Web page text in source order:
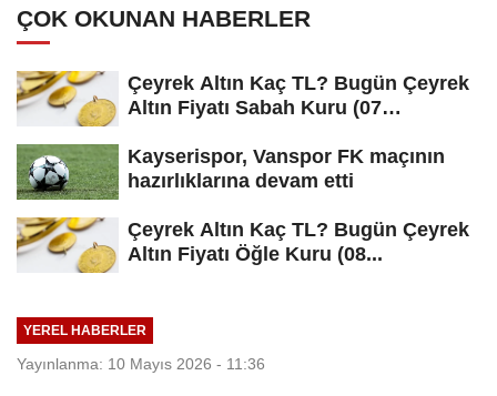
ÇOK OKUNAN HABERLER
Çeyrek Altın Kaç TL? Bugün Çeyrek
Altın Fiyatı Sabah Kuru (07
Kayserispor, Vanspor FK maçının
hazırlıklarına devam etti
Çeyrek Altın Kaç TL? Bugün Çeyrek
Altın Fiyatı Öğle Kuru (08...
YEREL HABERLER
Yayınlanma: 10 Mayıs 2026 - 11:36